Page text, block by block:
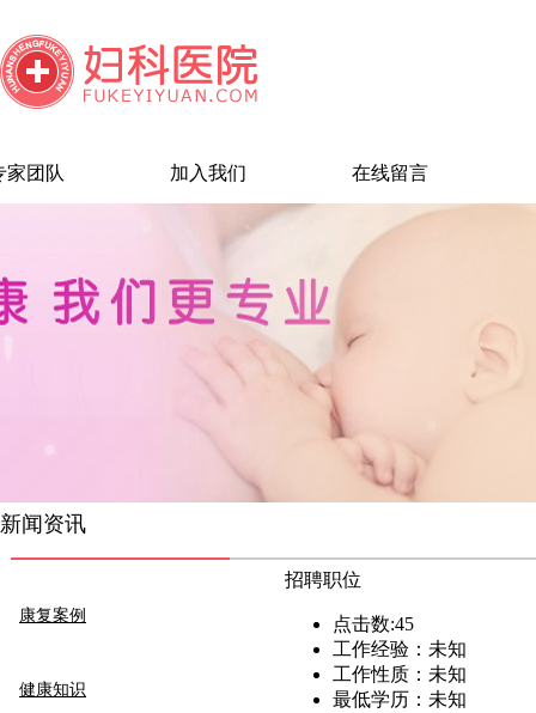
家团队 加入我们 在线留言
新闻资讯
康复案例
健康知识
招聘职位
点击数:45
工作经验： 未知
工作性质： 未知
最低学历： 未知